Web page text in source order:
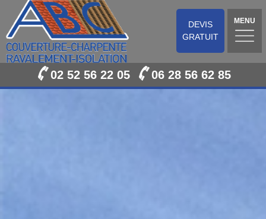
DEVIS
GRATUIT
MENU
02 52 56 22 05 06 28 56 62 85